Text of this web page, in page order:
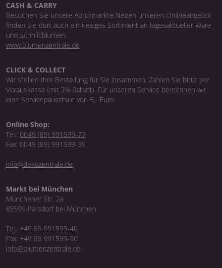
CASH & CARRY
Besuchen Sie unsere Abholmärkte Neben unseren Onlineangebot
finden Sie dort auch ein riesiges Sortiment an tagesaktueller Ware
und Schnittblumen.
www.blumenzentrale.de
CLICK & COLLECT
Wir stellen Ihre Bestellung für Sie zusammen. Zahlen Sie bitte per
Vorauskasse (mit 2% Rabatt). Für unseren Service berechnen wir
eine Servicepauschale von 5,- Euro.
Online Shop:
Tel.: 0049 (89) 991599-77
Fax: 0049 (89) 991599-39
info@dekozentrale.de
Markt bei München
Münchener Str. 2a
85599 Parsdorf bei München
Tel.: +49 89 991599-40
Fax: +49 89 991599-90
info@blumenzentrale.de